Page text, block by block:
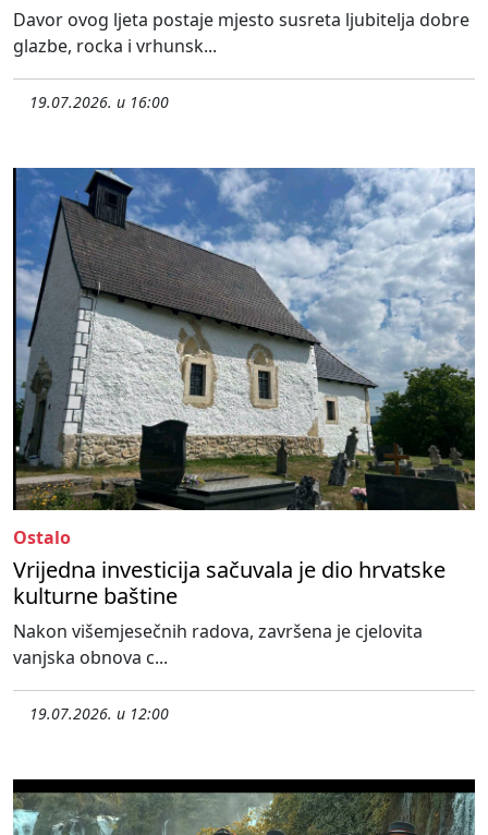
Davor ovog ljeta postaje mjesto susreta ljubitelja dobre
glazbe, rocka i vrhunsk...
19.07.2026. u 16:00
Ostalo
Vrijedna investicija sačuvala je dio hrvatske
kulturne baštine
Nakon višemjesečnih radova, završena je cjelovita
vanjska obnova c...
19.07.2026. u 12:00